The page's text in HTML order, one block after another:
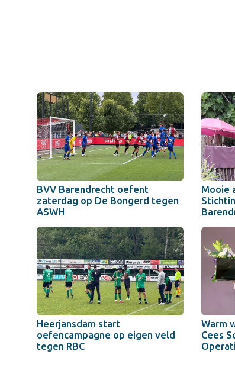
BVV Barendrecht oefent
zaterdag op De Bongerd tegen
ASWH
Mooie
Heerjansdam start
oefencampagne op eigen veld
tegen RBC
Warm
Cees